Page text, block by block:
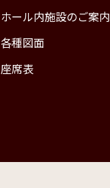
ホール内施設のご案内
各種図面
座席表